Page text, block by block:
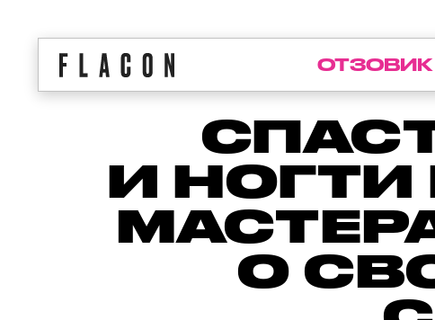
ОТЗОВИК
И НОГТИ
О